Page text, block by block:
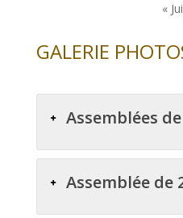
«
GALERIE
Assemblées
Assemblée de